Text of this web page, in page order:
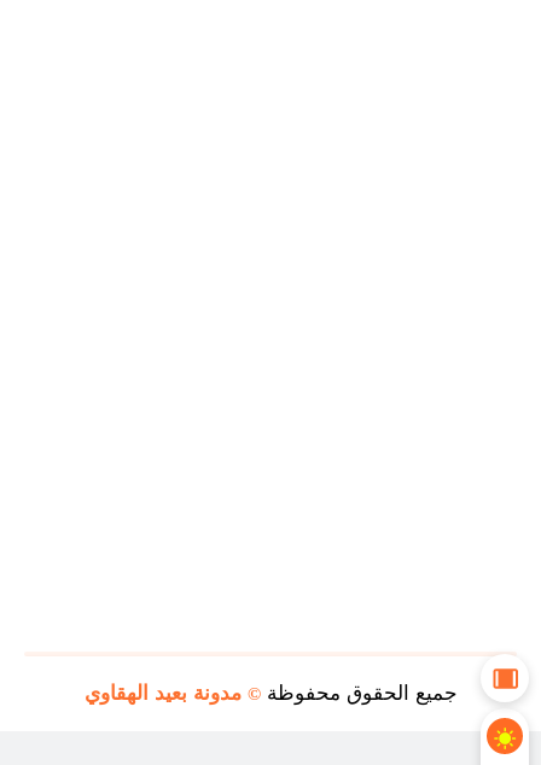
جميع الحقوق محفوظة © مدونة بعيد الهقاوي